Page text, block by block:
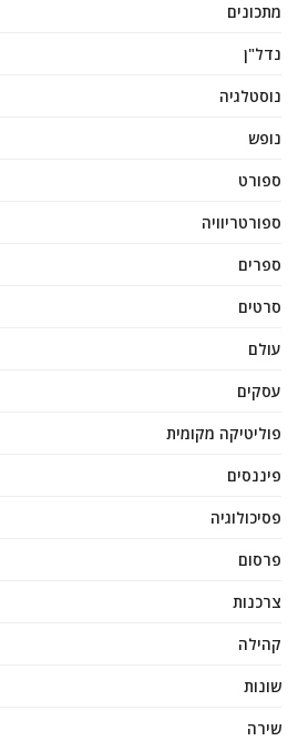
מתכונים
נדל"ן
נוסטלגיה
נופש
ספורט
ספורטריוויה
ספרים
סרטים
עולם
עסקים
פוליטיקה מקומית
פיננסים
פסיכולוגיה
פרסום
צרכנות
קהילה
שונות
שירה